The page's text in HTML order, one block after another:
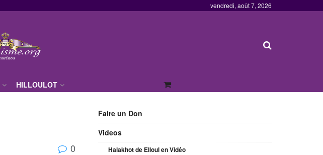
vendredi, août 7, 2026
HILLOULOT
0
Faire un Don
Videos
Halakhot de Elloul en Vidéo